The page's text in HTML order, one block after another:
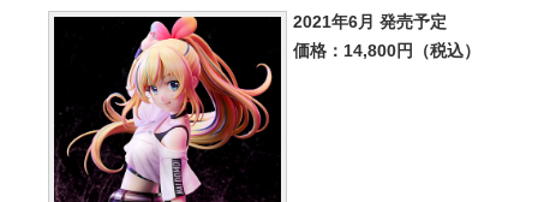
2021年6月 発売予定
価格：14,800円（税込）